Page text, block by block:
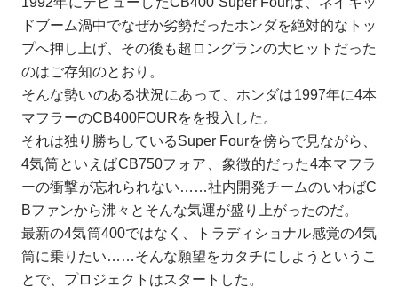
ドブーム渦中でなぜか劣勢だったホンダを絶対的なトッ
プへ押し上げ、その後も超ロングランの大ヒットだった
のはご存知のとおり。
そんな勢いのある状況にあって、ホンダは1997年に4本
マフラーのCB400FOURをを投入した。
それは独り勝ちしているSuper Fourを傍らで見ながら、
4気筒といえばCB750フォア、象徴的だった4本マフラ
ーの衝撃が忘れられない……社内開発チームのいわばC
Bファンから沸々とそんな気運が盛り上がったのだ。
最新の4気筒400ではなく、トラディショナル感覚の4気
筒に乗りたい……そんな願望をカタチにしようというこ
とで、プロジェクトはスタートした。